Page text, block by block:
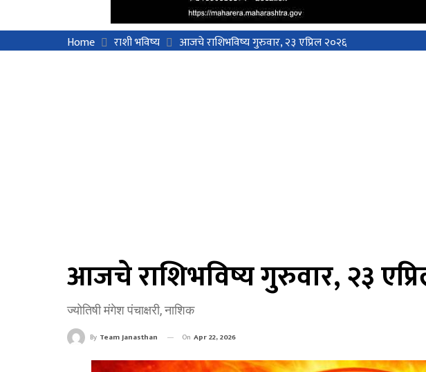
Home राशी भविष्य आजचे राशिभविष्य गुरुवार, २३ एप्रिल २०२६
आजचे राशिभविष्य गुरुवार, २३
ज्योतिषी मंगेश पंचाक्षरी, नाशिक
By Team Janasthan On Apr 22, 2026